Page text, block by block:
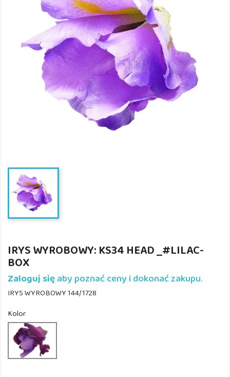
IRYS WYROBOWY: KS34 HEAD _#LILAC-
BOX
Zaloguj sięaby poznać ceny i dokonać zakupu.
IRYS WYROBOWY 144/1728
Kolor
KS34
HEAD
_#LILAC